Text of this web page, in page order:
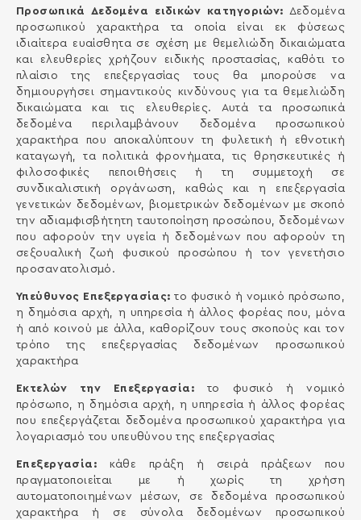
Προσωπικά Δεδομένα ειδικών κατηγοριών: Δεδομένα
προσωπικού χαρακτήρα τα οποία είναι εκ φύσεως
ιδιαίτερα ευαίσθητα σε σχέση με θεμελιώδη δικαιώματα
και ελευθερίες χρήζουν ειδικής προστασίας, καθότι το
πλαίσιο της επεξεργασίας τους θα μπορούσε να
δημιουργήσει σημαντικούς κινδύνους για τα θεμελιώδη
δικαιώματα και τις ελευθερίες. Αυτά τα προσωπικά
δεδομένα περιλαμβάνουν δεδομένα προσωπικού
χαρακτήρα που αποκαλύπτουν τη φυλετική ή εθνοτική
καταγωγή, τα πολιτικά φρονήματα, τις θρησκευτικές ή
φιλοσοφικές πεποιθήσεις ή τη συμμετοχή σε
συνδικαλιστική οργάνωση, καθώς και η επεξεργασία
γενετικών δεδομένων, βιομετρικών δεδομένων με σκοπό
την αδιαμφισβήτητη ταυτοποίηση προσώπου, δεδομένων
που αφορούν την υγεία ή δεδομένων που αφορούν τη
σεξουαλική ζωή φυσικού προσώπου ή τον γενετήσιο
προσανατολισμό.
Υπεύθυνος Επεξεργασίας: το φυσικό ή νομικό πρόσωπο,
η δημόσια αρχή, η υπηρεσία ή άλλος φορέας που, μόνα
ή από κοινού με άλλα, καθορίζουν τους σκοπούς και τον
τρόπο της επεξεργασίας δεδομένων προσωπικού
χαρακτήρα
Εκτελών την Επεξεργασία: το φυσικό ή νομικό
πρόσωπο, η δημόσια αρχή, η υπηρεσία ή άλλος φορέας
που επεξεργάζεται δεδομένα προσωπικού χαρακτήρα για
λογαριασμό του υπευθύνου της επεξεργασίας
Επεξεργασία: κάθε πράξη ή σειρά πράξεων που
πραγματοποιείται με ή χωρίς τη χρήση
αυτοματοποιημένων μέσων, σε δεδομένα προσωπικού
χαρακτήρα ή σε σύνολα δεδομένων προσωπικού